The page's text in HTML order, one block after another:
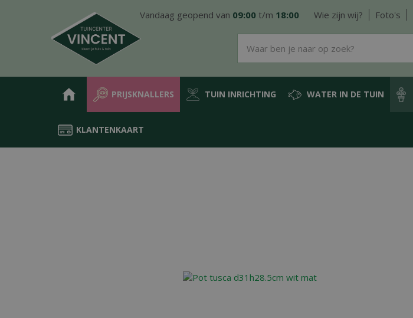
Home Producten Sfeer & cadeau
Vandaag geopend van 09:00 t/m 18:00 Wie zijn wij? Foto's
PRIJSKNALLERS TUIN INRICHTING WATER IN DE TUIN
KLANTENKAART